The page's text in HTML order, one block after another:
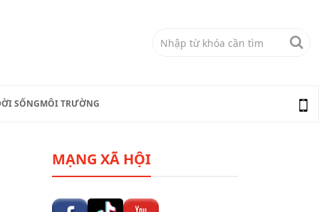
SỐNGMÔI TRƯỜNG
MẠNG XÃ HỘI